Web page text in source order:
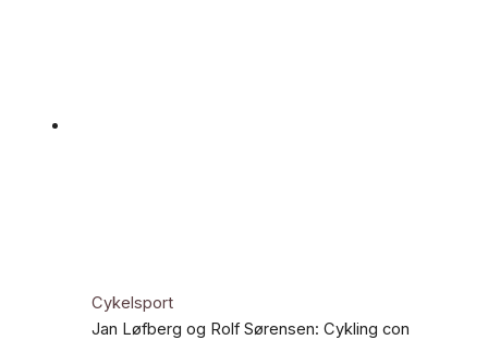
Cykelsport
Jan Løfberg og Rolf Sørensen: Cykling con